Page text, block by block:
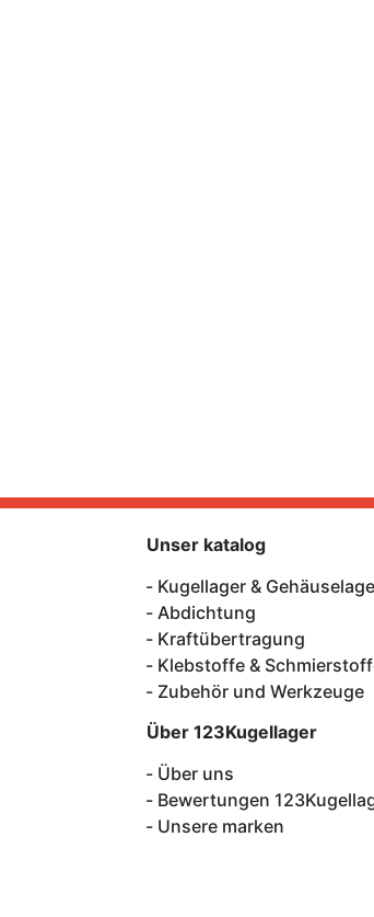
Unser katalog
Kugellager &
Abdichtung
Kraftübertragung
Klebstoffe &
Zubehör und Werkzeuge
Über 123Kugellager
Über uns
Bewertungen
Unsere marken